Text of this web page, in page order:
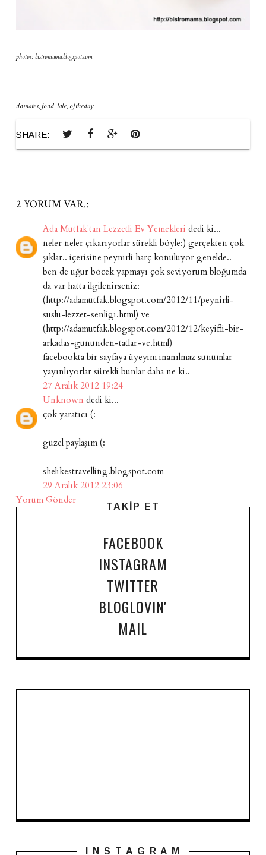
photos: bistromama.blogspot.com
domates,food,lale, oftheday
SHARE:
2 YORUM VAR.:
Ada Mutfak'tan Lezzetli Ev Yemekleri dedi ki...
neler neler çıkarıyorlar sürekli böyle:) gerçekten çok
şıklar.. içerisine peynirli harç konuluyor genelde..
ben de uğur böcek yapmayı çok seviyorum bloğumda
da var hatta ilgilenirseniz:
(http://adamutfak.blogspot.com/2012/11/peynirli-
suslu-lezzet-senligi.html) ve
(http://adamutfak.blogspot.com/2012/12/keyifli-bir-
arkadas-gununden-tatlar-ve.html)
facebookta bir sayfaya üyeyim inanılmaz sunumlar
yayınlıyorlar sürekli bunlar daha ne ki..
27 Aralık 2012 19:24
Unknown dedi ki...
çok yaratıcı (:
güzel paylaşım (:
shelikestravelling.blogspot.com
29 Aralık 2012 23:06
Yorum Gönder
TAKİP ET
FACEBOOK
INSTAGRAM
TWITTER
BLOGLOVIN'
MAIL
I N S T A G R A M